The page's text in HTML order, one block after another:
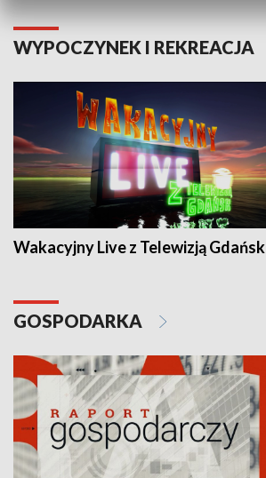
WYPOCZYNEK I REKREACJA
Wakacyjny Live z Telewizją Gdańsk
GOSPODARKA